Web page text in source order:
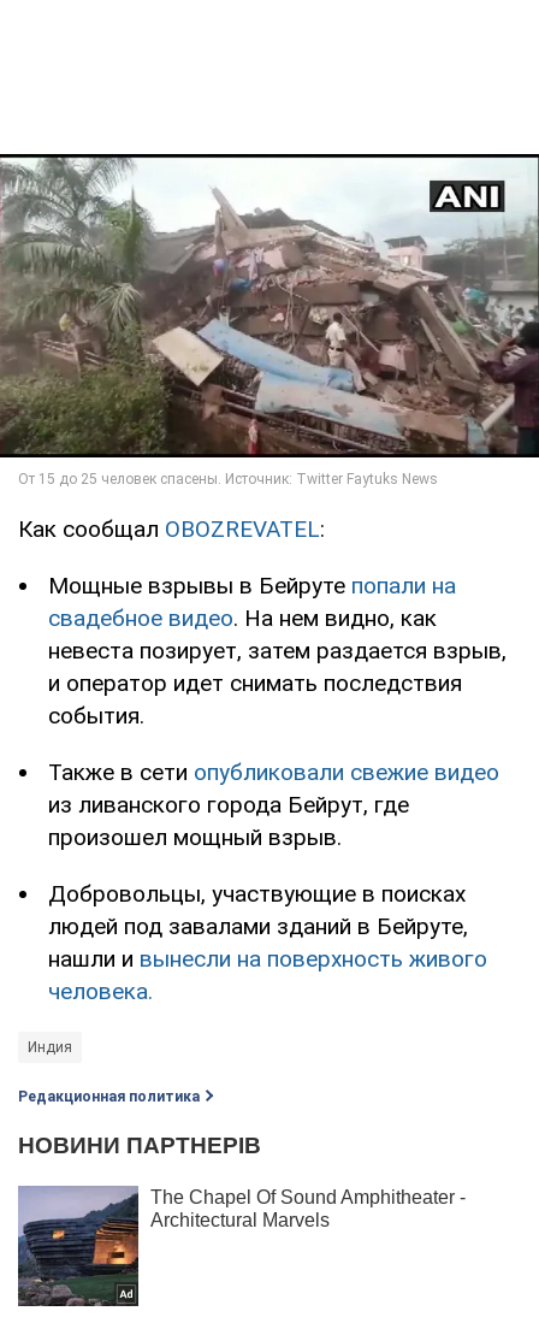
Как сообщал OBOZREVATEL:
Мощные взрывы в Бейруте попали на
свадебное видео. На нем видно, как
невеста позирует, затем раздается взрыв,
и оператор идет снимать последствия
события.
Также в сети опубликовали свежие видео
из ливанского города Бейрут, где
произошел мощный взрыв.
Добровольцы, участвующие в поисках
людей под завалами зданий в Бейруте,
нашли и вынесли на поверхность живого
человека.
Индия
Редакционная политика